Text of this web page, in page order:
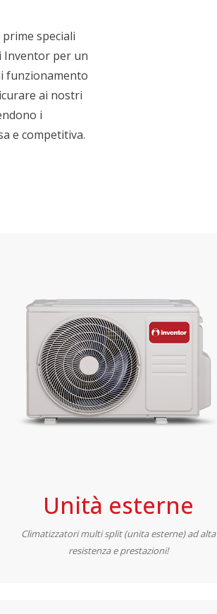
speciali
Inventor per un
funzionamento
ai nostri
i
e competitiva.
Unità esterne
Climatizzatori multi split (unita esterne) ad alta
resistenza e prestazioni!